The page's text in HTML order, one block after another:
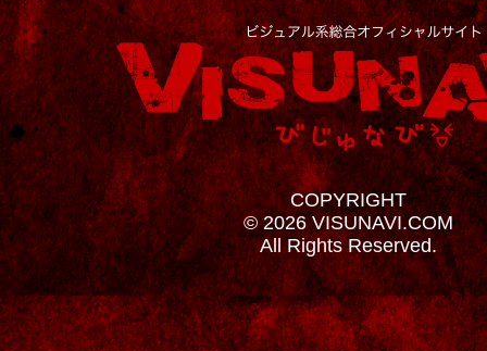
COPYRIGHT
© 2026 VISUNAVI.COM
All Rights Reserved.